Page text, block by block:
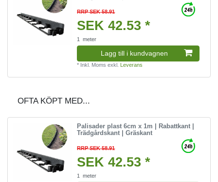
RRP SEK 58.91
SEK 42.53 *
1 meter
Lagg till i kundvagnen
* Inkl. Moms exkl. Leverans
OFTA KÖPT MED...
Palisader plast 6cm x 1m | Rabattkant |
Trädgårdskant | Gräskant
RRP SEK 58.91
SEK 42.53 *
1 meter